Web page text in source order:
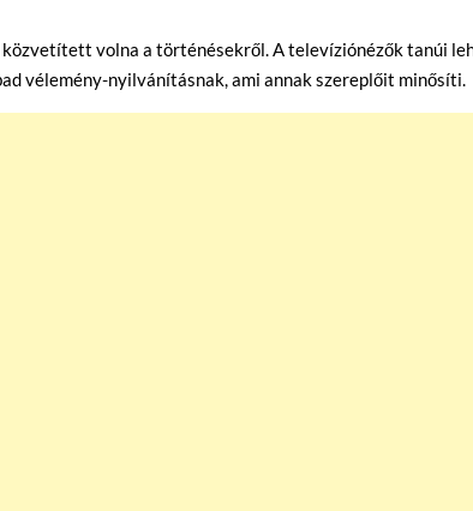
közvetített volna a történésekről. A televíziónézők tanúi
vélemény-nyilvánításnak, ami annak szereplőit minősíti.